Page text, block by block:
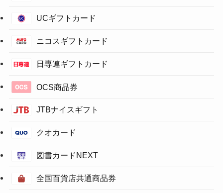
UCギフトカード
ニコスギフトカード
日専連ギフトカード
OCS商品券
JTBナイスギフト
クオカード
図書カードNEXT
全国百貨店共通商品券